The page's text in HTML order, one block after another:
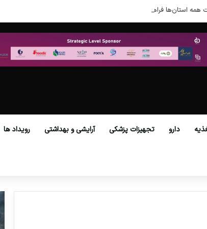
همه استان‌ها فراهم شد.
دارو تجهیزات پزشکی آرایشی و بهداشتی رویداد ها